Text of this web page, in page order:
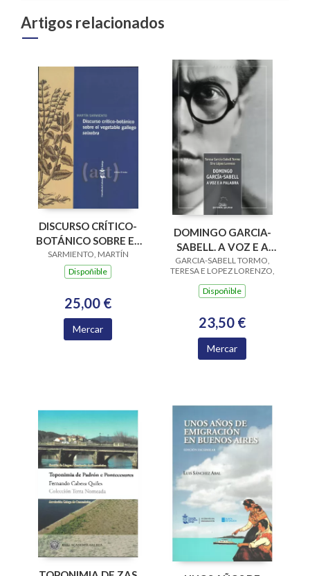
Artigos relacionados
DISCURSO CRÍTICO-
BOTÁNICO SOBRE EL
VEGETABLE
GALLEGO SEIXEBRA
SARMIENTO, MARTÍN
Dispoñible
25,00 €
Mercar
DOMINGO GARCIA-
SABELL. A VOZ E A
PALABRA
GARCIA-SABELL TORMO,
TERESA E LOPEZ LORENZO,
Dispoñible
23,50 €
Mercar